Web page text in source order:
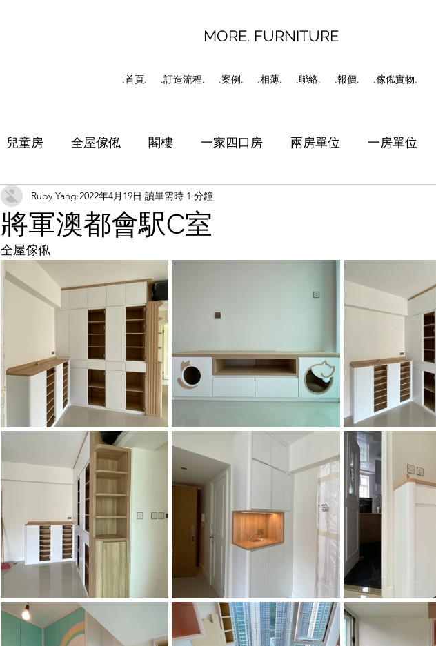
MORE. FURNITURE
.首頁. .訂造流程. .案例. .相薄. .聯絡. .報價. .傢俬實物.
兒童房 全屋傢俬 閣樓 一家四口房 兩房單位 一房單位
地台床 客廳 書房 工人房
將軍澳都會駅C室
Ruby Yang 2022年4月19日 讀畢需時 1 分鐘
全屋傢俬